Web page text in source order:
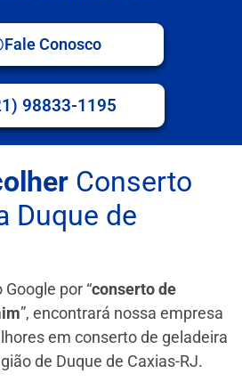
Fale Conosco
98833-1195
Conserto
Duque de
por “conserto de
”, encontrará nossa empresa
em conserto de geladeira
de Duque de Caxias-RJ.